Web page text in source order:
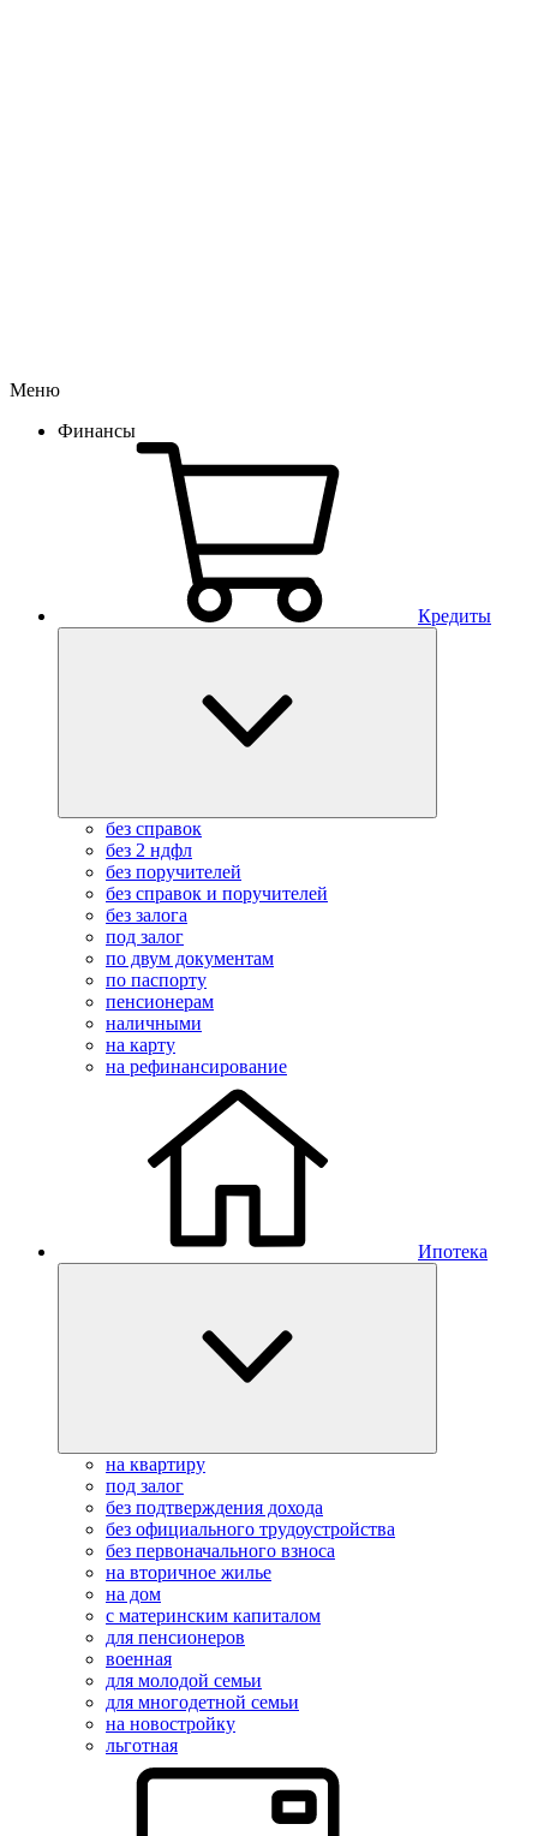
Меню
Финансы
Кредиты
без справок
без 2 ндфл
без поручителей
без справок и поручителей
без залога
под залог
по двум документам
по паспорту
пенсионерам
наличными
на карту
на рефинансирование
Ипотека
на квартиру
под залог
без подтверждения дохода
без официального трудоустройства
без первоначального взноса
на вторичное жилье
на дом
с материнским капиталом
для пенсионеров
военная
для молодой семьи
для многодетной семьи
на новостройку
льготная